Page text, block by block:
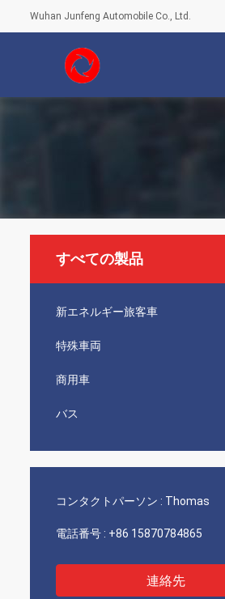
Wuhan Junfeng Automobile Co., Ltd.
すべての製品
新エネルギー旅客車
特殊車両
商用車
バス
コンタクトパーソン : Thomas
電話番号 : +86 15870784865
連絡先